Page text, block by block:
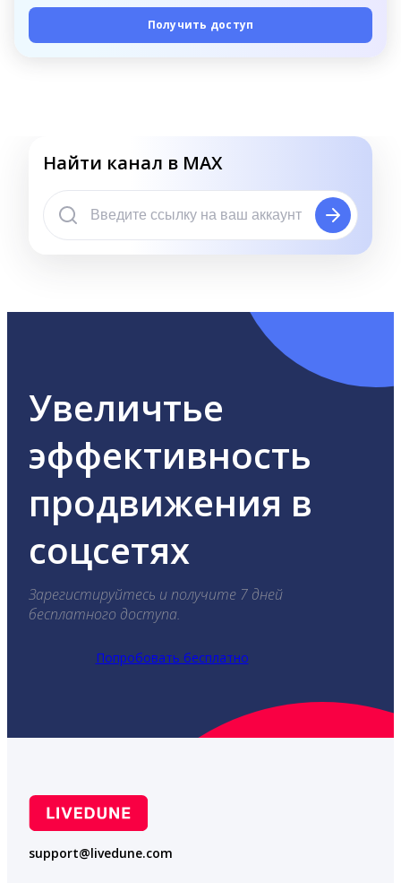
Получить доступ
Найти канал в MAX
Увеличтье
эффективность
продвижения в
соцсетях
Зарегистируйтесь и получите 7 дней
бесплатного доступа.
Попробовать бесплатно
support@livedune.com